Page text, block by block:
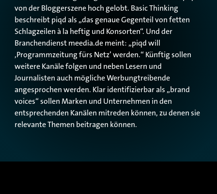
von der Bloggerszene hoch gelobt. Basic Thinking
beschreibt piqd als „das genaue Gegenteil von fetten
Schlagzeilen à la heftig und Konsorten“. Und der
Branchendienst meedia.de meint: „piqd will
,Programmzeitung fürs Netz’ werden.“ Künftig sollen
weitere Kanäle folgen und neben Lesern und
Journalisten auch mögliche Werbungtreibende
angesprochen werden. Klar identifizierbar als „brand
voices“ sollen Marken und Unternehmen in den
entsprechenden Kanälen mitreden können, zu denen sie
relevante Themen beitragen können.